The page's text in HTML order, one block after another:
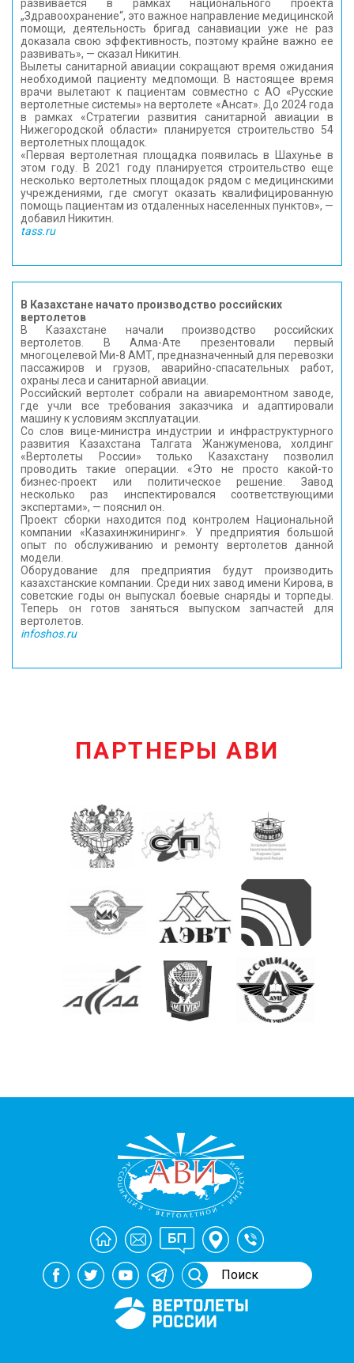
развивается в рамках национального проекта
„Здравоохранение“, это важное направление медицинской
помощи, деятельность бригад санавиации уже не раз
доказала свою эффективность, поэтому крайне важно ее
развивать», — сказал Никитин.
Вылеты санитарной авиации сокращают время ожидания
необходимой пациенту медпомощи. В настоящее время
врачи вылетают к пациентам совместно с АО «Русские
вертолетные системы» на вертолете «Ансат». До 2024 года
в рамках «Стратегии развития санитарной авиации в
Нижегородской области» планируется строительство 54
вертолетных площадок.
«Первая вертолетная площадка появилась в Шахунье в
этом году. В 2021 году планируется строительство еще
несколько вертолетных площадок рядом с медицинскими
учреждениями, где смогут оказать квалифицированную
помощь пациентам из отдаленных населенных пунктов», —
добавил Никитин.
tass.ru
В Казахстане начато производство российских
вертолетов
В Казахстане начали производство российских
вертолетов. В Алма-Ате презентовали первый
многоцелевой Ми-8 АМТ, предназначенный для перевозки
пассажиров и грузов, аварийно-спасательных работ,
охраны леса и санитарной авиации.
Российский вертолет собрали на авиаремонтном заводе,
где учли все требования заказчика и адаптировали
машину к условиям эксплуатации.
Со слов вице-министра индустрии и инфраструктурного
развития Казахстана Талгата Жанжуменова, холдинг
«Вертолеты России» только Казахстану позволил
проводить такие операции. «Это не просто какой-то
бизнес-проект или политическое решение. Завод
несколько раз инспектировался соответствующими
экспертами», — пояснил он.
Проект сборки находится под контролем Национальной
компании «Казахинжиниринг». У предприятия большой
опыт по обслуживанию и ремонту вертолетов данной
модели.
Оборудование для предприятия будут производить
казахстанские компании. Среди них завод имени Кирова, в
советские годы он выпускал боевые снаряды и торпеды.
Теперь он готов заняться выпуском запчастей для
вертолетов.
infoshos.ru
ПАРТНЕРЫ АВИ